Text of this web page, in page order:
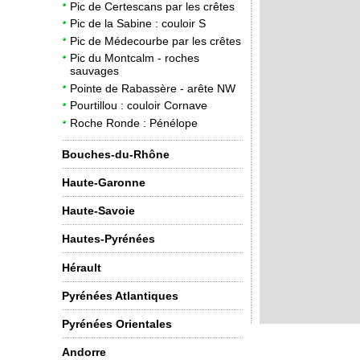
Pic de Certescans par les crêtes
Pic de la Sabine : couloir S
Pic de Médecourbe par les crêtes
Pic du Montcalm - roches
sauvages
Pointe de Rabassère - arête NW
Pourtillou : couloir Cornave
Roche Ronde : Pénélope
Bouches-du-Rhône
Haute-Garonne
Haute-Savoie
Hautes-Pyrénées
Hérault
Pyrénées Atlantiques
Pyrénées Orientales
Andorre